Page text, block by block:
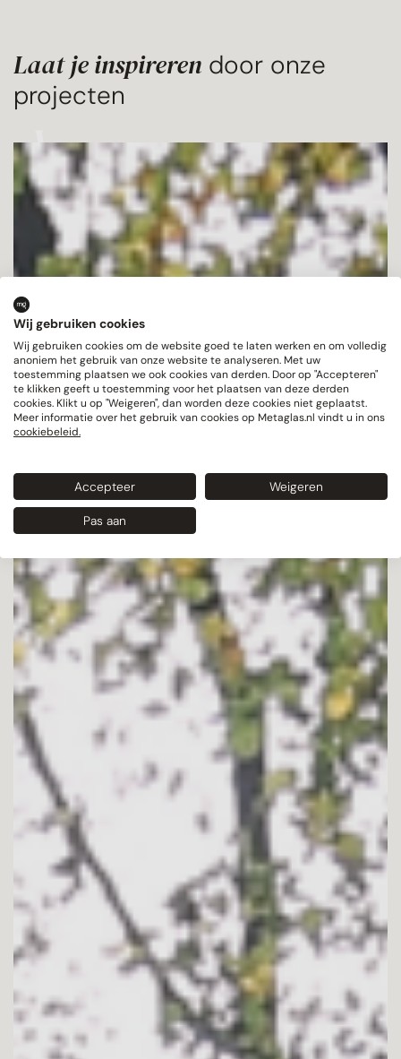
Laat je inspireren door onze
projecten
Villa
Nijmegen
Wij gebruiken cookies
Wij gebruiken cookies om de website goed te laten werken en om volledig
anoniem het gebruik van onze website te analyseren. Met uw
toestemming plaatsen we ook cookies van derden. Door op "Accepteren"
te klikken geeft u toestemming voor het plaatsen van deze derden
cookies. Klikt u op "Weigeren", dan worden deze cookies niet geplaatst.
Meer informatie over het gebruik van cookies op Metaglas.nl vindt u in ons
cookiebeleid.
Accepteer Weigeren
Pas aan